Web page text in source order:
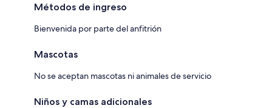
Métodos de ingreso
Bienvenida por parte del anfitrión
Mascotas
No se aceptan mascotas ni animales de servicio
Niños y camas adicionales